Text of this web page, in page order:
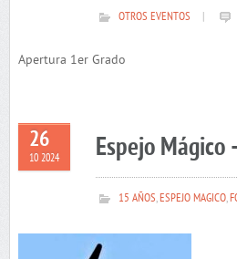
OTROS EVENTOS
Apertura 1er Grado
26
10 2024 Espejo Mágico
15 AÑOS,ESPEJO MAGICO,